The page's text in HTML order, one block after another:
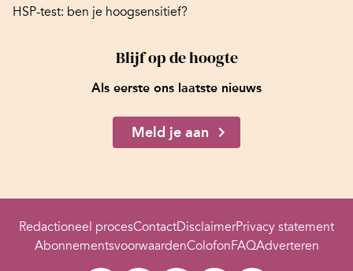
HSP-test: ben je hoogsensitief?
Blijf op de hoogte
Als eerste ons laatste nieuws
Meld je aan
Redactioneel procesContactDisclaimerPrivacy statement
AbonnementsvoorwaardenColofonFAQAdverteren